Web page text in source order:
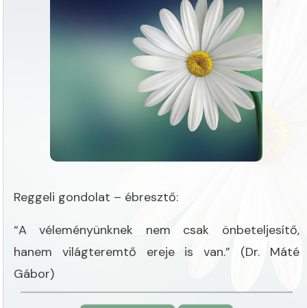
Reggeli gondolat – ébresztő:
“A véleményünknek nem csak önbeteljesítő,
hanem világteremtő ereje is van.” (Dr. Máté
Gábor)